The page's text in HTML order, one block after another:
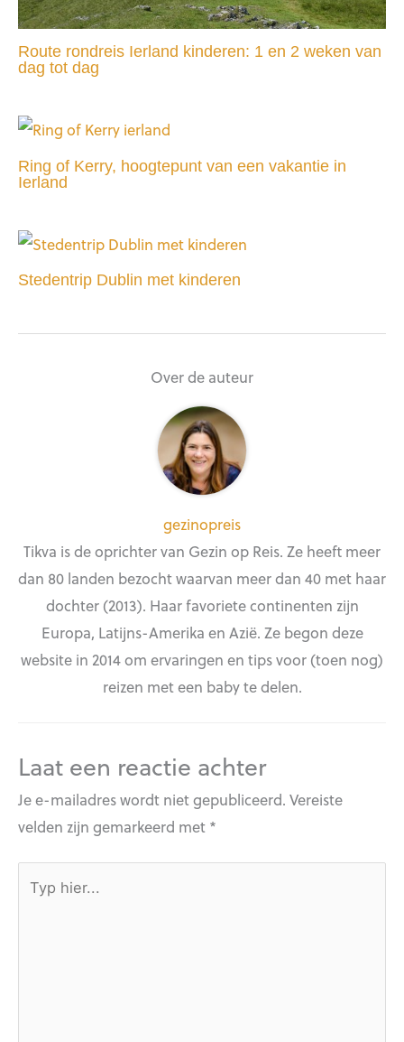
Route rondreis Ierland kinderen: 1 en 2 weken van
dag tot dag
Ring of Kerry, hoogtepunt van een vakantie in
Ierland
Stedentrip Dublin met kinderen
Over de auteur
gezinopreis
Tikva is de oprichter van Gezin op Reis. Ze heeft meer
dan 80 landen bezocht waarvan meer dan 40 met haar
dochter (2013). Haar favoriete continenten zijn
Europa, Latijns-Amerika en Azië. Ze begon deze
website in 2014 om ervaringen en tips voor (toen nog)
reizen met een baby te delen.
Laat een reactie achter
Je e-mailadres wordt niet gepubliceerd. Vereiste
velden zijn gemarkeerd met *
hier...